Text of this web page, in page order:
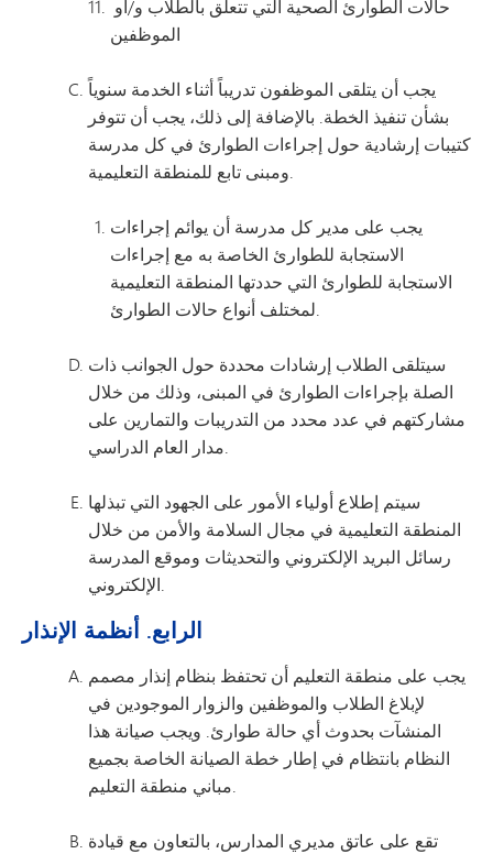
الموظفين
يجب أن يتلقى الموظفون تدريباً أثناء الخدمة سنوياً
بشأن تنفيذ الخطة. بالإضافة إلى ذلك، يجب أن تتوفر
كتيبات إرشادية حول إجراءات الطوارئ في كل مدرسة
ومبنى تابع للمنطقة التعليمية.
يجب على مدير كل مدرسة أن يوائم إجراءات
الاستجابة للطوارئ الخاصة به مع إجراءات
الاستجابة للطوارئ التي حددتها المنطقة التعليمية
لمختلف أنواع حالات الطوارئ.
سيتلقى الطلاب إرشادات محددة حول الجوانب ذات
الصلة بإجراءات الطوارئ في المبنى، وذلك من خلال
مشاركتهم في عدد محدد من التدريبات والتمارين على
مدار العام الدراسي.
سيتم إطلاع أولياء الأمور على الجهود التي تبذلها
المنطقة التعليمية في مجال السلامة والأمن من خلال
رسائل البريد الإلكتروني والتحديثات وموقع المدرسة
الإلكتروني.
الرابع. أنظمة الإنذار
يجب على منطقة التعليم أن تحتفظ بنظام إنذار مصمم
لإبلاغ الطلاب والموظفين والزوار الموجودين في
المنشآت بحدوث أي حالة طوارئ. ويجب صيانة هذا
النظام بانتظام في إطار خطة الصيانة الخاصة بجميع
مباني منطقة التعليم.
تقع على عاتق مديري المدارس، بالتعاون مع قيادة